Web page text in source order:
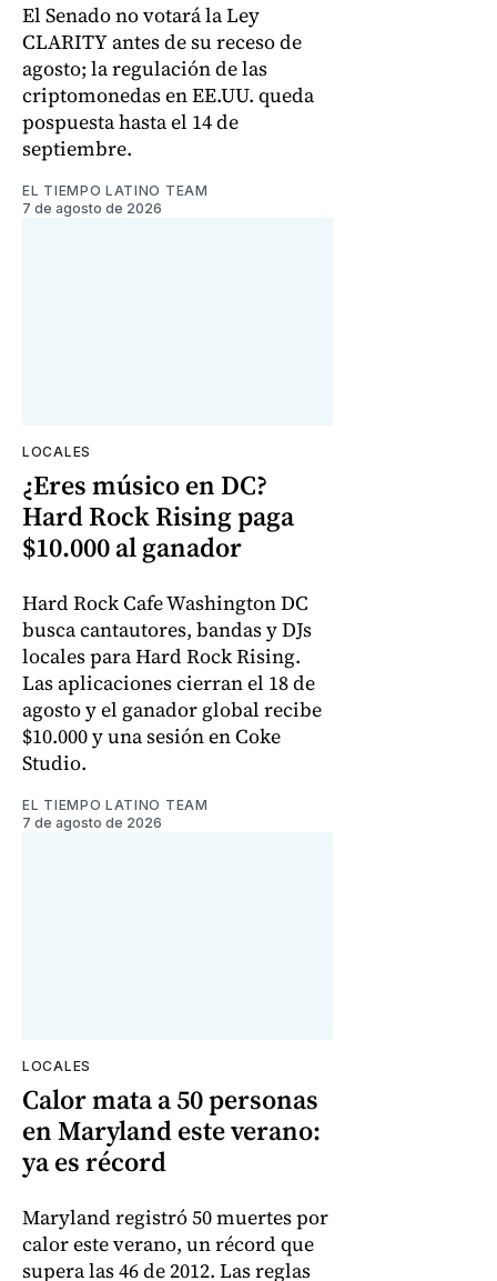
El Senado no votará la Ley
CLARITY antes de su receso de
agosto; la regulación de las
criptomonedas en EE.UU. queda
pospuesta hasta el 14 de
septiembre.
EL TIEMPO LATINO TEAM
7 de agosto de 2026
LOCALES
¿Eres músico en DC?
Hard Rock Rising paga
$10.000 al ganador
Hard Rock Cafe Washington DC
busca cantautores, bandas y DJs
locales para Hard Rock Rising.
Las aplicaciones cierran el 18 de
agosto y el ganador global recibe
$10.000 y una sesión en Coke
Studio.
EL TIEMPO LATINO TEAM
7 de agosto de 2026
LOCALES
Calor mata a 50 personas
en Maryland este verano:
ya es récord
Maryland registró 50 muertes por
calor este verano, un récord que
supera las 46 de 2012. Las reglas